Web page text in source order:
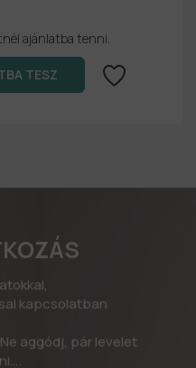
ajánlatba tenni.
kapcsolatban
aggódj, pár levelet